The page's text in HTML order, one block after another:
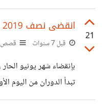
التهديد وليس اللمس.
، وان التحرّش هنا كان
اخبار التحرّش وتحول
المصري. اعطوه فرصة
صلاح ، لاعب ليفربول
فعلاً ، ولكن هذا لا
21
انقضى نصف 2019 .. ما أنجزته وما أخفقت فيه
قبل 7 سنوات قصص
بإنقضاء شهر يونيو
تبدأ الدوران من اليوم